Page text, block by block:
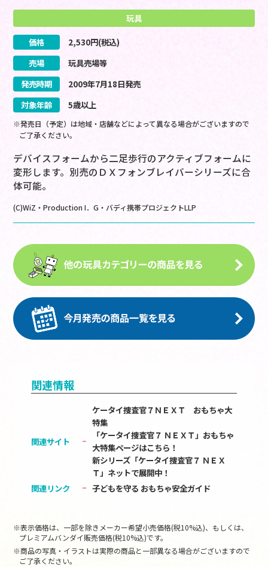
玩具
価格 2,530円(税込)
売場
玩具売場等
発売時期
2009年7月18日発売
対象年齢
5歳以上
※発売日（予定）は地域・店舗などによって異なる場合がございますので
ご了承ください。
デバイスフォームから二足歩行のアクティブフォームに
変形します。別売のＤＸフォンブレイバーシリーズに合
体可能。
(C)WiZ・Production I．G・バディ携帯プロジェクトLLP
関連情報
関連サイト
ケータイ捜査官７ＮＥＸＴ おもちゃ大
特集
「ケータイ捜査官７ ＮＥＸＴ」おもちゃ
大特集ページはこちら！
新シリーズ「ケータイ捜査官７ ＮＥＸ
Ｔ」ネットで展開中！
関連リンク
子どもを守る おもちゃ安全ガイド
※表示価格は、一部を除きメーカー希望小売価格(税10%込)、もしくは、
プレミアムバンダイ販売価格(税10%込)です。
※商品の写真・イラストは実際の商品と一部異なる場合がございますので
ご了承ください。